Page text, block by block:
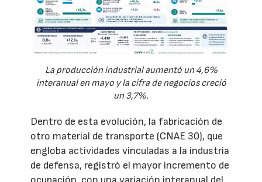
La producción industrial aumentó un 4,6%
interanual en mayo y la cifra de negocios creció
un 3,7%.
Dentro de esta evolución, la fabricación de
otro material de transporte (CNAE 30), que
engloba actividades vinculadas a la industria
de defensa, registró el mayor incremento de